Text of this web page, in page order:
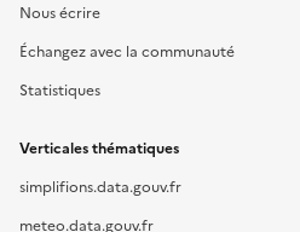
Nous écrire
Échangez avec la communauté
Statistiques
Verticales thématiques
simplifions.data.gouv.fr
meteo.data.gouv.fr